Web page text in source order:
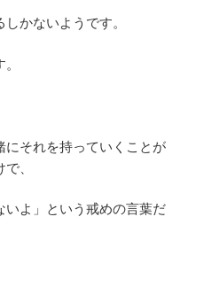
かないようです。
にそれを持っていくことが
、
いよ」という戒めの言葉だ